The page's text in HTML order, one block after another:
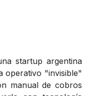
startup argentina
operativo "invisible"
manual de cobros